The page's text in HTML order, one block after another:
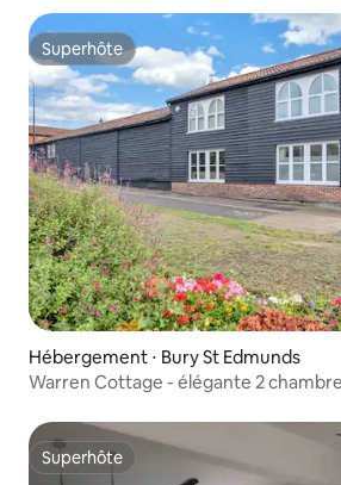
Superhôte
Superhôte
Hébergement ⋅ Bury St Edmunds
Warren Cottage - élégante 2
Superhôte
Superhôte